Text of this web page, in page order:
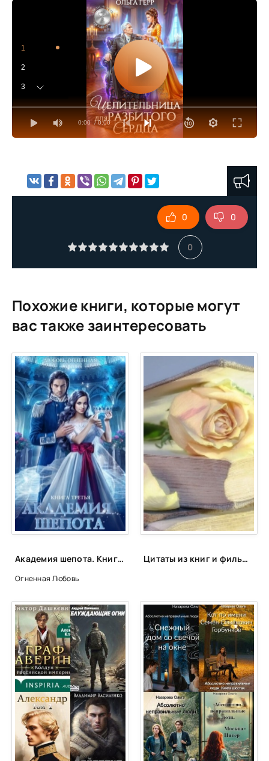
0:00 / 0:00
1
2
3
4
0
0 0
Похожие книги, которые могут
вас также заинтересовать
Академия шепота. Книга 3 - Любовь Огненная
Огненная Любовь
Цитаты из книг и фильмов, которые помогут не сдаться в трудную минуту или после неудачи